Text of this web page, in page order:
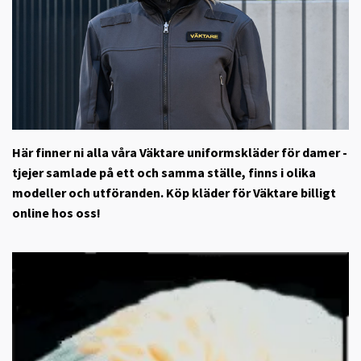
Här finner ni alla våra Väktare uniformskläder för damer -
tjejer samlade på ett och samma ställe, finns i olika
modeller och utföranden. Köp kläder för Väktare billigt
online hos oss!